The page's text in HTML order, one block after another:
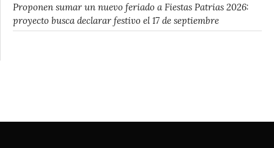
Proponen sumar un nuevo feriado a Fiestas Patrias 2026:
proyecto busca declarar festivo el 17 de septiembre